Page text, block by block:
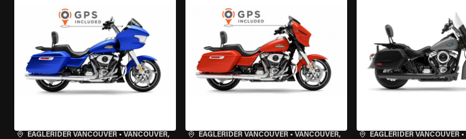
EAGLERIDER VANCOUVER • VANCOUVER,
EAGLERIDER VANCOUVER• VANCOUVER,
EAGLERIDER VANCOUVER•